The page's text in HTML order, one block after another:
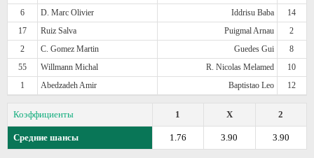
6
D. Marc Olivier Iddrisu Baba
14
17
Ruiz Salva Puigmal Arnau
2
2
C. Gomez Martin Guedes Gui
8
55
Willmann Michal R. Nicolas Melamed
10
1
Abedzadeh Amir Baptistao Leo 12
Коэффициенты 2
X
1
Средние шансы 3.90
3.90
1.76